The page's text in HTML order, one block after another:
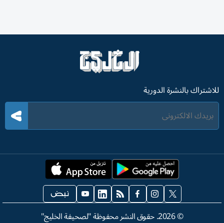
للاشتراك بالنشرة الدورية
©
2026. حقوق النشر محفوظة "لصحيفة الخليج"